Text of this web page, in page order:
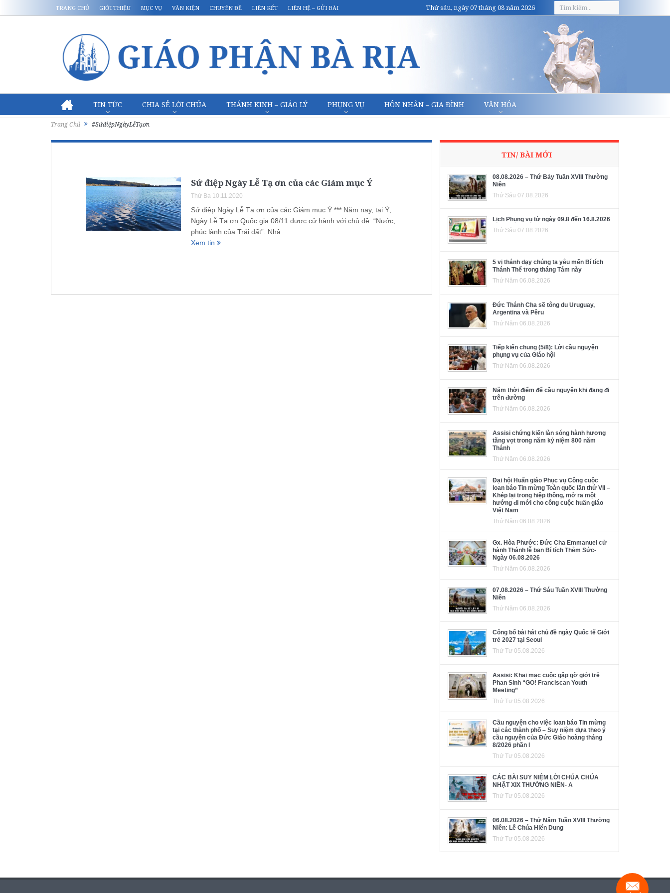
TRANG CHỦ GIỚI THIỆU MỤC VỤ VĂN KIỆN CHUYÊN ĐỀ LIÊN KẾT LIÊN HỆ – GỬI BÀI Thứ sáu, ngày 07 tháng 08 năm 2026
TIN TỨC CHIA SẺ LỜI CHÚA THÁNH KINH – GIÁO LÝ PHỤNG VỤ HÔN NHÂN – GIA ĐÌNH VĂN HÓA
Trang Chủ #SứđiệpNgàyLễTạơn
Sứ điệp Ngày Lễ Tạ ơn của các Giám mục Ý
Thứ Ba 10.11.2020
Sứ điệp Ngày Lễ Tạ ơn của các Giám mục Ý *** Năm nay, tại Ý,
Ngày Lễ Tạ ơn Quốc gia 08/11 được cử hành với chủ đề: “Nước,
phúc lành của Trái đất”. Nhâ
Xem tin
TIN/ BÀI MỚI
08.08.2026 – Thứ Bảy Tuần XVIII Thường
Niên
Thứ Sáu 07.08.2026
Lịch Phụng vụ từ ngày 09.8 đến 16.8.2026
Thứ Sáu 07.08.2026
5 vị thánh dạy chúng ta yêu mến Bí tích
Thánh Thể trong tháng Tám này
Thứ Năm 06.08.2026
Đức Thánh Cha sẽ tông du Uruguay,
Argentina và Pêru
Thứ Năm 06.08.2026
Tiếp kiến chung (5/8): Lời cầu nguyện
phụng vụ của Giáo hội
Thứ Năm 06.08.2026
Năm thời điểm để cầu nguyện khi đang đi
trên đường
Thứ Năm 06.08.2026
Assisi chứng kiến làn sóng hành hương
tăng vọt trong năm kỷ niệm 800 năm
Thánh
Thứ Năm 06.08.2026
Đại hội Huấn giáo Phục vụ Công cuộc
loan báo Tin mừng Toàn quốc lần thứ VII –
Khép lại trong hiệp thông, mở ra một
hướng đi mới cho công cuộc huấn giáo
Việt Nam
Thứ Năm 06.08.2026
Gx. Hòa Phước: Đức Cha Emmanuel cử
hành Thánh lễ ban Bí tích Thêm Sức-
Ngày 06.08.2026
Thứ Năm 06.08.2026
07.08.2026 – Thứ Sáu Tuần XVIII Thường
Niên
Thứ Năm 06.08.2026
Công bố bài hát chủ đề ngày Quốc tế Giới
trẻ 2027 tại Seoul
Thứ Tư 05.08.2026
Assisi: Khai mạc cuộc gặp gỡ giới trẻ
Phan Sinh “GO! Franciscan Youth
Meeting”
Thứ Tư 05.08.2026
Cầu nguyện cho việc loan báo Tin mừng
tại các thành phố – Suy niệm dựa theo ý
cầu nguyện của Đức Giáo hoàng tháng
8/2026 phần I
Thứ Tư 05.08.2026
CÁC BÀI SUY NIỆM LỜI CHÚA CHÚA
NHẬT XIX THƯỜNG NIÊN- A
Thứ Tư 05.08.2026
06.08.2026 – Thứ Năm Tuần XVIII Thường
Niên: Lễ Chúa Hiển Dung
Thứ Tư 05.08.2026